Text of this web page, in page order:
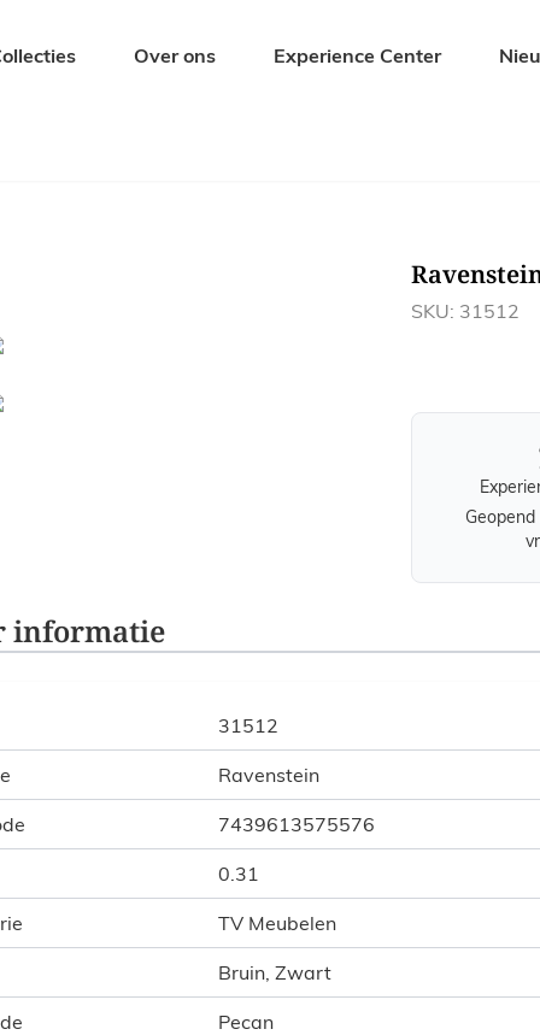
Tuinstoelen
Ligbedden
Over ons Experience Center
SKU: 31512
informatie
31512
Ravenstein
7439613575576
0.31
TV Meubelen
Bruin, Zwart
Pecan